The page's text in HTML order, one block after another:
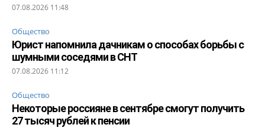
07.08.2026 11:48
Общество
Юрист напомнила дачникам о способах борьбы с
шумными соседями в СНТ
07.08.2026 11:12
Общество
Некоторые россияне в сентябре смогут получить
27 тысяч рублей к пенсии